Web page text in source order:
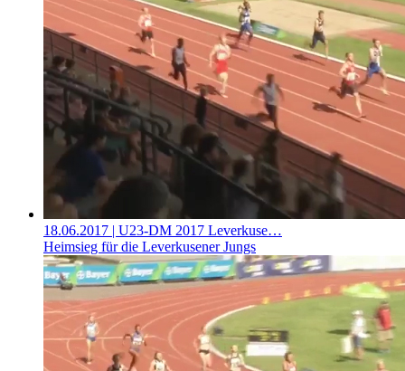
18.06.2017 | U23-DM 2017 Leverkuse…
Heimsieg für die Leverkusener Jungs